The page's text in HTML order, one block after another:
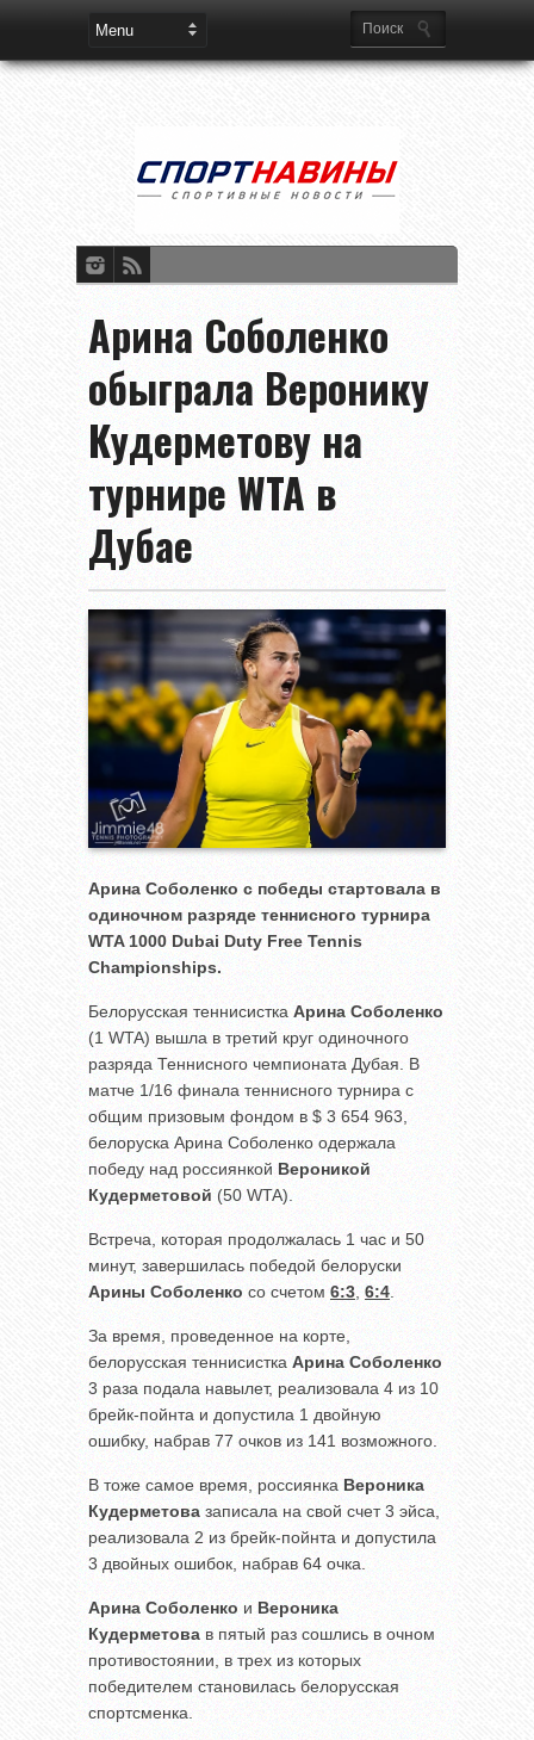
Арина Соболенко
обыграла Веронику
Кудерметову на
турнире WTA в
Дубае
Арина Соболенко с победы стартовала в
одиночном разряде теннисного турнира
WTA 1000 Dubai Duty Free Tennis
Championships.
Белорусская теннисистка Арина Соболенко
(1 WTA) вышла в третий круг одиночного
разряда Теннисного чемпионата Дубая. В
матче 1/16 финала теннисного турнира с
общим призовым фондом в $ 3 654 963,
белоруска Арина Соболенко одержала
победу над россиянкой Вероникой
Кудерметовой (50 WTA).
Встреча, которая продолжалась 1 час и 50
минут, завершилась победой белоруски
Арины Соболенко со счетом 6:3, 6:4.
За время, проведенное на корте,
белорусская теннисистка Арина Соболенко
3 раза подала навылет, реализовала 4 из 10
брейк-пойнта и допустила 1 двойную
ошибку, набрав 77 очков из 141 возможного.
В тоже самое время, россиянка Вероника
Кудерметова записала на свой счет 3 эйса,
реализовала 2 из брейк-пойнта и допустила
3 двойных ошибок, набрав 64 очка.
Арина Соболенко и Вероника
Кудерметова в пятый раз сошлись в очном
противостоянии, в трех из которых
победителем становилась белорусская
спортсменка.